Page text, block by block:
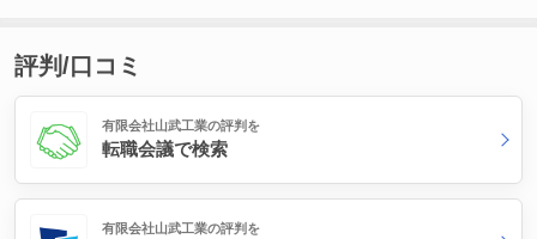
評判/口コミ
有限会社山武工業の評判を
転職会議で検索
有限会社山武工業の評判を